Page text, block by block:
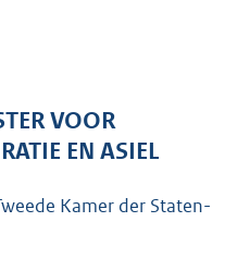
e
2
VOOR
EN ASIEL
Kamer der Staten-